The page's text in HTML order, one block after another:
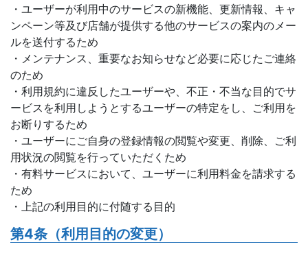
・ユーザーが利用中のサービスの新機能、更新情報、キャ
ンペーン等及び店舗が提供する他のサービスの案内のメー
ルを送付するため
・メンテナンス、重要なお知らせなど必要に応じたご連絡
のため
・利用規約に違反したユーザーや、不正・不当な目的でサ
ービスを利用しようとするユーザーの特定をし、ご利用を
お断りするため
・ユーザーにご自身の登録情報の閲覧や変更、削除、ご利
用状況の閲覧を行っていただくため
・有料サービスにおいて、ユーザーに利用料金を請求する
ため
・上記の利用目的に付随する目的
第4条（利用目的の変更）